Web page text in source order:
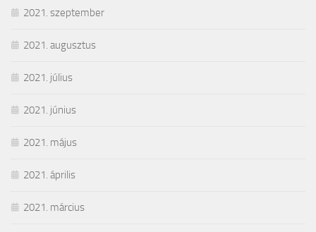
2021. szeptember
2021. augusztus
2021. július
2021. június
2021. május
2021. április
2021. március